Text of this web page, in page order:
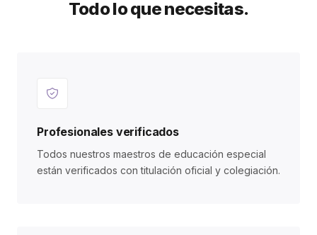
Todo lo que necesitas.
Profesionales verificados
Todos nuestros maestros de educación especial
están verificados con titulación oficial y colegiación.